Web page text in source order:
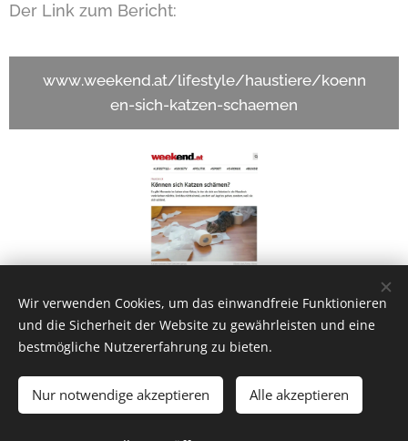
Der Link zum Bericht:
www.weekend.at/lifestyle/haustiere/koenn
en-sich-katzen-schaemen
Share
Wir verwenden Cookies, um das einwandfreie Funktionieren
und die Sicherheit der Website zu gewährleisten und eine
bestmögliche Nutzererfahrung zu bieten.
Nur notwendige akzeptieren Alle akzeptieren